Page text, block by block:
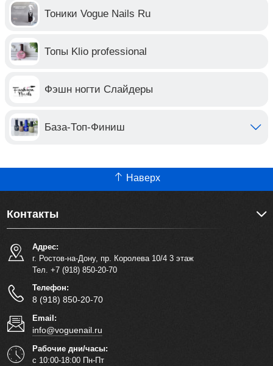
Тоники Vogue Nails Ru
Топы Klio professional
Фэшн ногти Слайдеры
База-Топ-Финиш
Наверх
Контакты
Адрес:
г. Ростов-на-Дону, пр. Королева 10/4 3 этаж
Тел. +7 (918) 850-20-70
Телефон:
8 (918) 850-20-70
Email:
info@voguenail.ru
Рабочие дни/часы:
с 10:00-18:00 Пн-Пт